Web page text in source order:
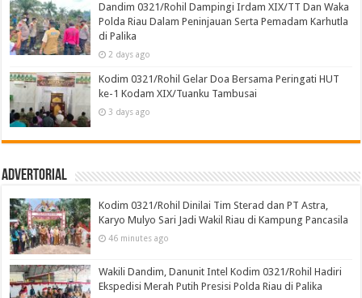
Dandim 0321/Rohil Dampingi Irdam XIX/TT Dan Waka
Polda Riau Dalam Peninjauan Serta Pemadam Karhutla
di Palika
2 days ago
Kodim 0321/Rohil Gelar Doa Bersama Peringati HUT
ke-1 Kodam XIX/Tuanku Tambusai
3 days ago
Advertorial
Kodim 0321/Rohil Dinilai Tim Sterad dan PT Astra,
Karyo Mulyo Sari Jadi Wakil Riau di Kampung Pancasila
46 minutes ago
Wakili Dandim, Danunit Intel Kodim 0321/Rohil Hadiri
Ekspedisi Merah Putih Presisi Polda Riau di Palika